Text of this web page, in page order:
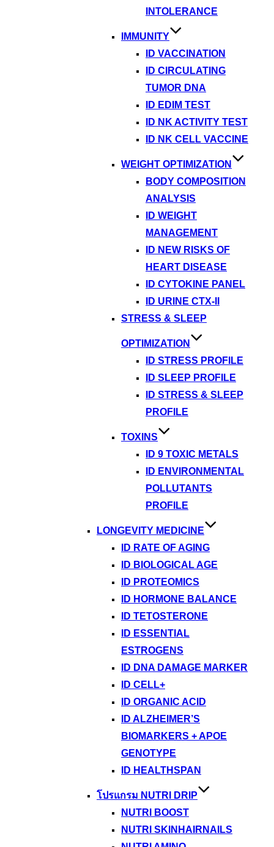
INTOLERANCE
IMMUNITY
ID VACCINATION
ID CIRCULATING
TUMOR DNA
ID EDIM TEST
ID NK ACTIVITY TEST
ID NK CELL VACCINE
WEIGHT OPTIMIZATION
BODY COMPOSITION
ANALYSIS
ID WEIGHT
MANAGEMENT
ID NEW RISKS OF
HEART DISEASE
ID CYTOKINE PANEL
ID URINE CTX-II
STRESS & SLEEP
OPTIMIZATION
ID STRESS PROFILE
ID SLEEP PROFILE
ID STRESS & SLEEP
PROFILE
TOXINS
ID 9 TOXIC METALS
ID ENVIRONMENTAL
POLLUTANTS
PROFILE
LONGEVITY MEDICINE
ID RATE OF AGING
ID BIOLOGICAL AGE
ID PROTEOMICS
ID HORMONE BALANCE
ID TETOSTERONE
ID ESSENTIAL
ESTROGENS
ID DNA DAMAGE MARKER
ID CELL+
ID ORGANIC ACID
ID ALZHEIMER’S
BIOMARKERS + APOE
GENOTYPE
ID HEALTHSPAN
โปรแกรม NUTRI DRIP
NUTRI BOOST
NUTRI SKINHAIRNAILS